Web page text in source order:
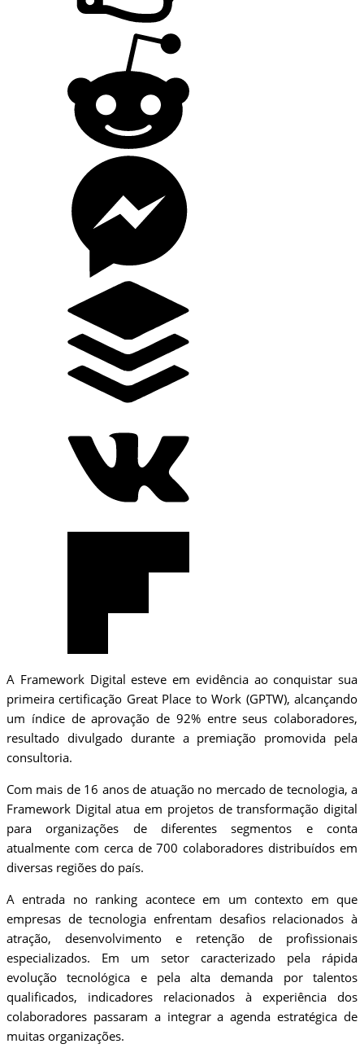
A Framework Digital esteve em evidência ao conquistar sua
primeira certificação Great Place to Work (GPTW), alcançando
um índice de aprovação de 92% entre seus colaboradores,
resultado divulgado durante a premiação promovida pela
consultoria.
Com mais de 16 anos de atuação no mercado de tecnologia, a
Framework Digital atua em projetos de transformação digital
para organizações de diferentes segmentos e conta
atualmente com cerca de 700 colaboradores distribuídos em
diversas regiões do país.
A entrada no ranking acontece em um contexto em que
empresas de tecnologia enfrentam desafios relacionados à
atração, desenvolvimento e retenção de profissionais
especializados. Em um setor caracterizado pela rápida
evolução tecnológica e pela alta demanda por talentos
qualificados, indicadores relacionados à experiência dos
colaboradores passaram a integrar a agenda estratégica de
muitas organizações.